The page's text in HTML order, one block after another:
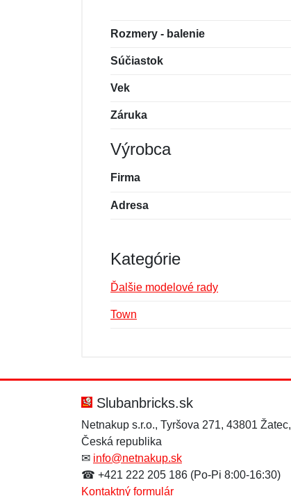
Rozmery - balenie
Súčiastok
Vek
Záruka
Výrobca
Firma
Adresa
Kategórie
Ďalšie modelové rady
Town
Správa*
Správa*
Slubanbricks.sk
Netnakup s.r.o., Tyršova 271, 43801 Žatec,
Česká republika
✉ info@netnakup.sk
☎ +421 222 205 186 (Po-Pi 8:00-16:30)
Kontaktný formulár